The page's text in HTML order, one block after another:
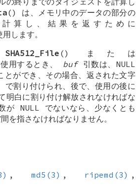
() は、メモリ中のデータの部分の
算し、結果を返すために
します。
SHA512_File () または
用するとき、 buf引数は、NULL
とができ、その場合、返された文字
で割り付けられ、後で、使用の後に
明白に割り付け解放されなければな
が NULL でないなら、少なくとも
を指さなければなりません。
, md5(3) , ripemd(3) ,